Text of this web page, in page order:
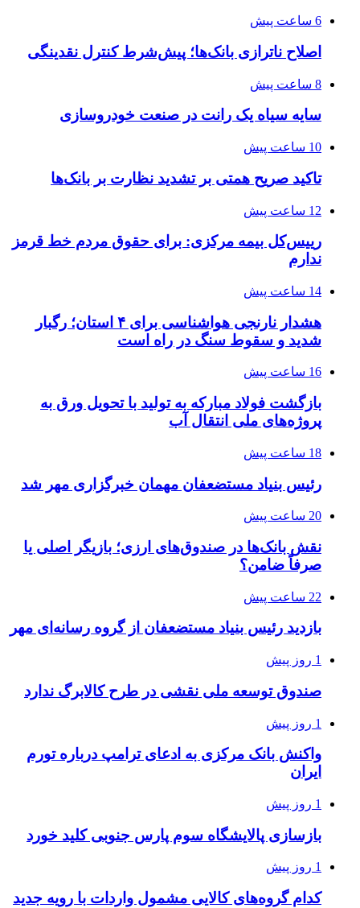
6 ساعت پیش
اصلاح ناترازی بانک‌ها؛ پیش‌شرط کنترل نقدینگی
8 ساعت پیش
سایه سیاه یک رانت در صنعت خودروسازی
10 ساعت پیش
تاکید صریح همتی بر تشدید نظارت بر بانک‌ها
12 ساعت پیش
رییس‌کل بیمه مرکزی: برای حقوق مردم خط قرمز
ندارم
14 ساعت پیش
هشدار نارنجی هواشناسی برای ۴ استان؛ رگبار
شدید و سقوط سنگ در راه است
16 ساعت پیش
بازگشت فولاد مبارکه به تولید با تحویل ورق به
پروژه‌های ملی انتقال آب
18 ساعت پیش
رئیس بنیاد مستضعفان مهمان خبرگزاری مهر شد
20 ساعت پیش
نقش بانک‌ها در صندوق‌های ارزی؛ بازیگر اصلی یا
صرفاً ضامن؟
22 ساعت پیش
بازدید رئیس بنیاد مستضعفان از گروه رسانه‌ای مهر
1 روز پیش
صندوق توسعه ملی نقشی در طرح کالابرگ ندارد
1 روز پیش
واکنش بانک مرکزی به ادعای ترامپ درباره تورم
ایران
1 روز پیش
بازسازی پالایشگاه سوم پارس جنوبی کلید خورد
1 روز پیش
کدام گروه‌های کالایی مشمول واردات با رویه جدید